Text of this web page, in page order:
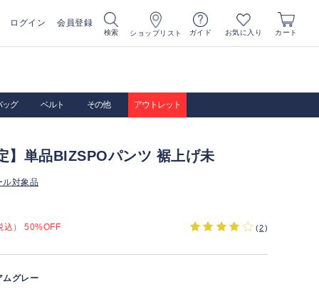
ログイン 会員登録
検索 ショップリスト ガイド お気に入り カート
ッグ ベルト その他 アウトレット
】単品BIZSPOパンツ 裾上げ未
ル対象品
込） 50%OFF (2)
ムグレー